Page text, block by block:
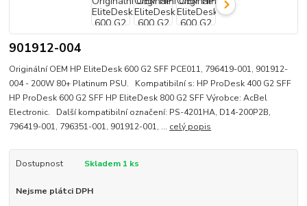
901912-004
Originální OEM HP EliteDesk 600 G2 SFF PCE011, 796419-001, 901912-
004 - 200W 80+ Platinum PSU. Kompatibilní s: HP ProDesk 400 G2 SFF
HP ProDesk 600 G2 SFF HP EliteDesk 800 G2 SFF Výrobce: AcBel
Electronic. Další kompatibilní označení: PS-4201HA, D14-200P2B,
796419-001, 796351-001, 901912-001, ... celý popis
Dostupnost Skladem 1 ks
Nejsme plátci DPH